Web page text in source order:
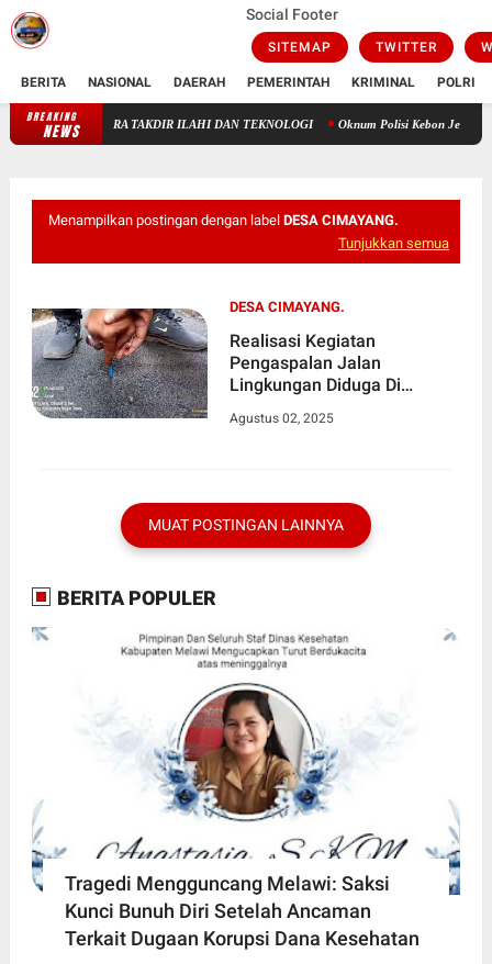
Social Footer
SITEMAP TWITTER
BERITA NASIONAL DAERAH PEMERINTAH KRIMINAL POLRI
BREAKING
NEWS
ANTARA TAKDIR ILAHI DAN TEKNOLOGI Oknum Polisi Kebon Jeruk Jadi
Menampilkan postingan dengan label DESA CIMAYANG.
Tunjukkan semua
DESA CIMAYANG.
Realisasi Kegiatan
Pengaspalan Jalan
Lingkungan Diduga Di
Pemdes Cimayang
Agustus 02, 2025
MUAT POSTINGAN LAINNYA
BERITA POPULER
Tragedi Mengguncang Melawi: Saksi
Kunci Bunuh Diri Setelah Ancaman
Terkait Dugaan Korupsi Dana Kesehatan